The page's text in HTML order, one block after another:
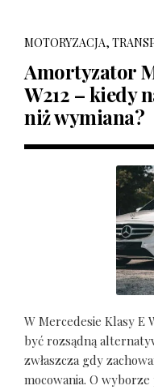
MOTORYZACJA,
Amortyzator
W212 – kiedy
niż wymiana?
W Mercedesie Klasy E
być rozsądną
zwłaszcza gdy
mocowania. O